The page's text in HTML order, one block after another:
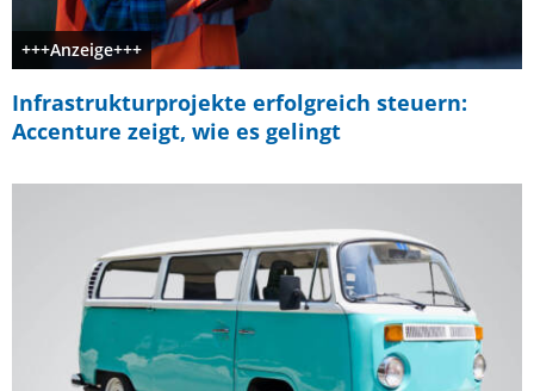
+++Anzeige+++
Infrastrukturprojekte erfolgreich steuern:
Accenture zeigt, wie es gelingt